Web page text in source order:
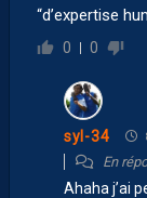
“d’expertise
0 0
syl-34
En
Ahaha j’ai